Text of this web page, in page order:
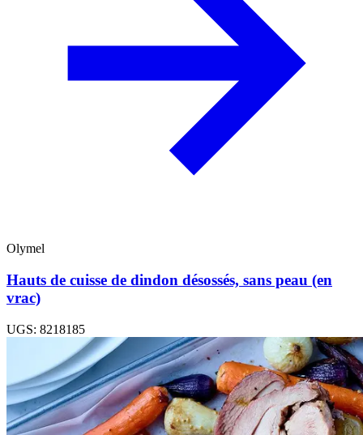
Olymel
Hauts de cuisse de dindon désossés, sans peau (en
vrac)
UGS: 8218185